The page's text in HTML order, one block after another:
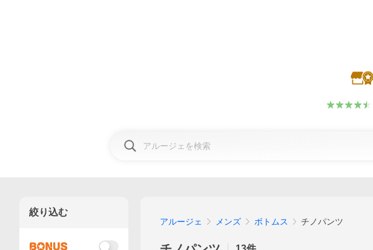
アルージェ メンズ ボトムス チノパンツ
絞り込む